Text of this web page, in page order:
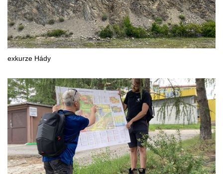
exkurze Hády